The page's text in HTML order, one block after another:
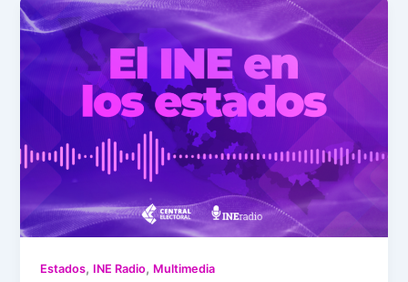
Estados, INE Radio, Multimedia